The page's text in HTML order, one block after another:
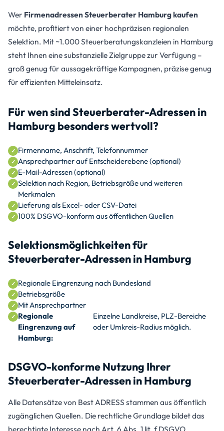
Wer Firmenadressen Steuerberater Hamburg kaufen
möchte, profitiert von einer hochpräzisen regionalen
Selektion. Mit ~1.000 Steuerberatungskanzleien in Hamburg
steht Ihnen eine substanzielle Zielgruppe zur Verfügung –
groß genug für aussagekräftige Kampagnen, präzise genug
für effizienten Mitteleinsatz.
Für wen sind Steuerberater-Adressen in
Hamburg besonders wertvoll?
Firmenname, Anschrift, Telefonnummer
Ansprechpartner auf Entscheiderebene (optional)
E-Mail-Adressen (optional)
Selektion nach Region, Betriebsgröße und weiteren
Merkmalen
Lieferung als Excel- oder CSV-Datei
100% DSGVO-konform aus öffentlichen Quellen
Selektionsmöglichkeiten für
Steuerberater-Adressen in Hamburg
Regionale Eingrenzung nach Bundesland
Betriebsgröße
Mit Ansprechpartner
Regionale
Eingrenzung auf
Hamburg:
Einzelne Landkreise, PLZ-Bereiche
oder Umkreis-Radius möglich.
DSGVO-konforme Nutzung Ihrer
Steuerberater-Adressen in Hamburg
Alle Datensätze von Best ADRESS stammen aus öffentlich
zugänglichen Quellen. Die rechtliche Grundlage bildet das